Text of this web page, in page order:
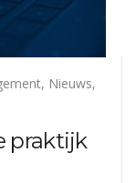
, Nieuws,
praktijk